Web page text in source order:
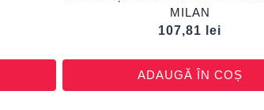
MILAN
107,81
lei
ADAUGĂ ÎN COȘ